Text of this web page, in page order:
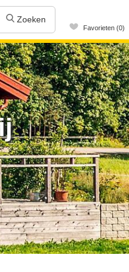
Zoeken
Favorieten (0)